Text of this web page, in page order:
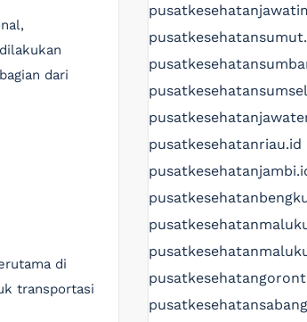
dari
di
transportasi
pusatkesehatanriau.id